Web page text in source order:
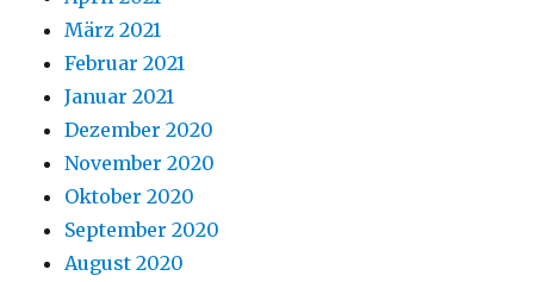
März 2021
Februar 2021
Januar 2021
Dezember 2020
November 2020
Oktober 2020
September 2020
August 2020